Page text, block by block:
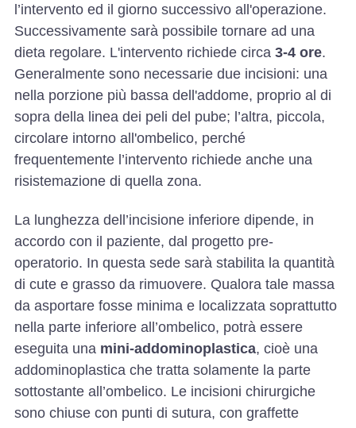
l’intervento ed il giorno successivo all'operazione.
Successivamente sarà possibile tornare ad una
dieta regolare. L'intervento richiede circa 3-4 ore.
Generalmente sono necessarie due incisioni: una
nella porzione più bassa dell'addome, proprio al di
sopra della linea dei peli del pube; l’altra, piccola,
circolare intorno all'ombelico, perché
frequentemente l’intervento richiede anche una
risistemazione di quella zona.
La lunghezza dell’incisione inferiore dipende, in
accordo con il paziente, dal progetto pre-
operatorio. In questa sede sarà stabilita la quantità
di cute e grasso da rimuovere. Qualora tale massa
da asportare fosse minima e localizzata soprattutto
nella parte inferiore all’ombelico, potrà essere
eseguita una mini-addominoplastica, cioè una
addominoplastica che tratta solamente la parte
sottostante all’ombelico. Le incisioni chirurgiche
sono chiuse con punti di sutura, con graffette